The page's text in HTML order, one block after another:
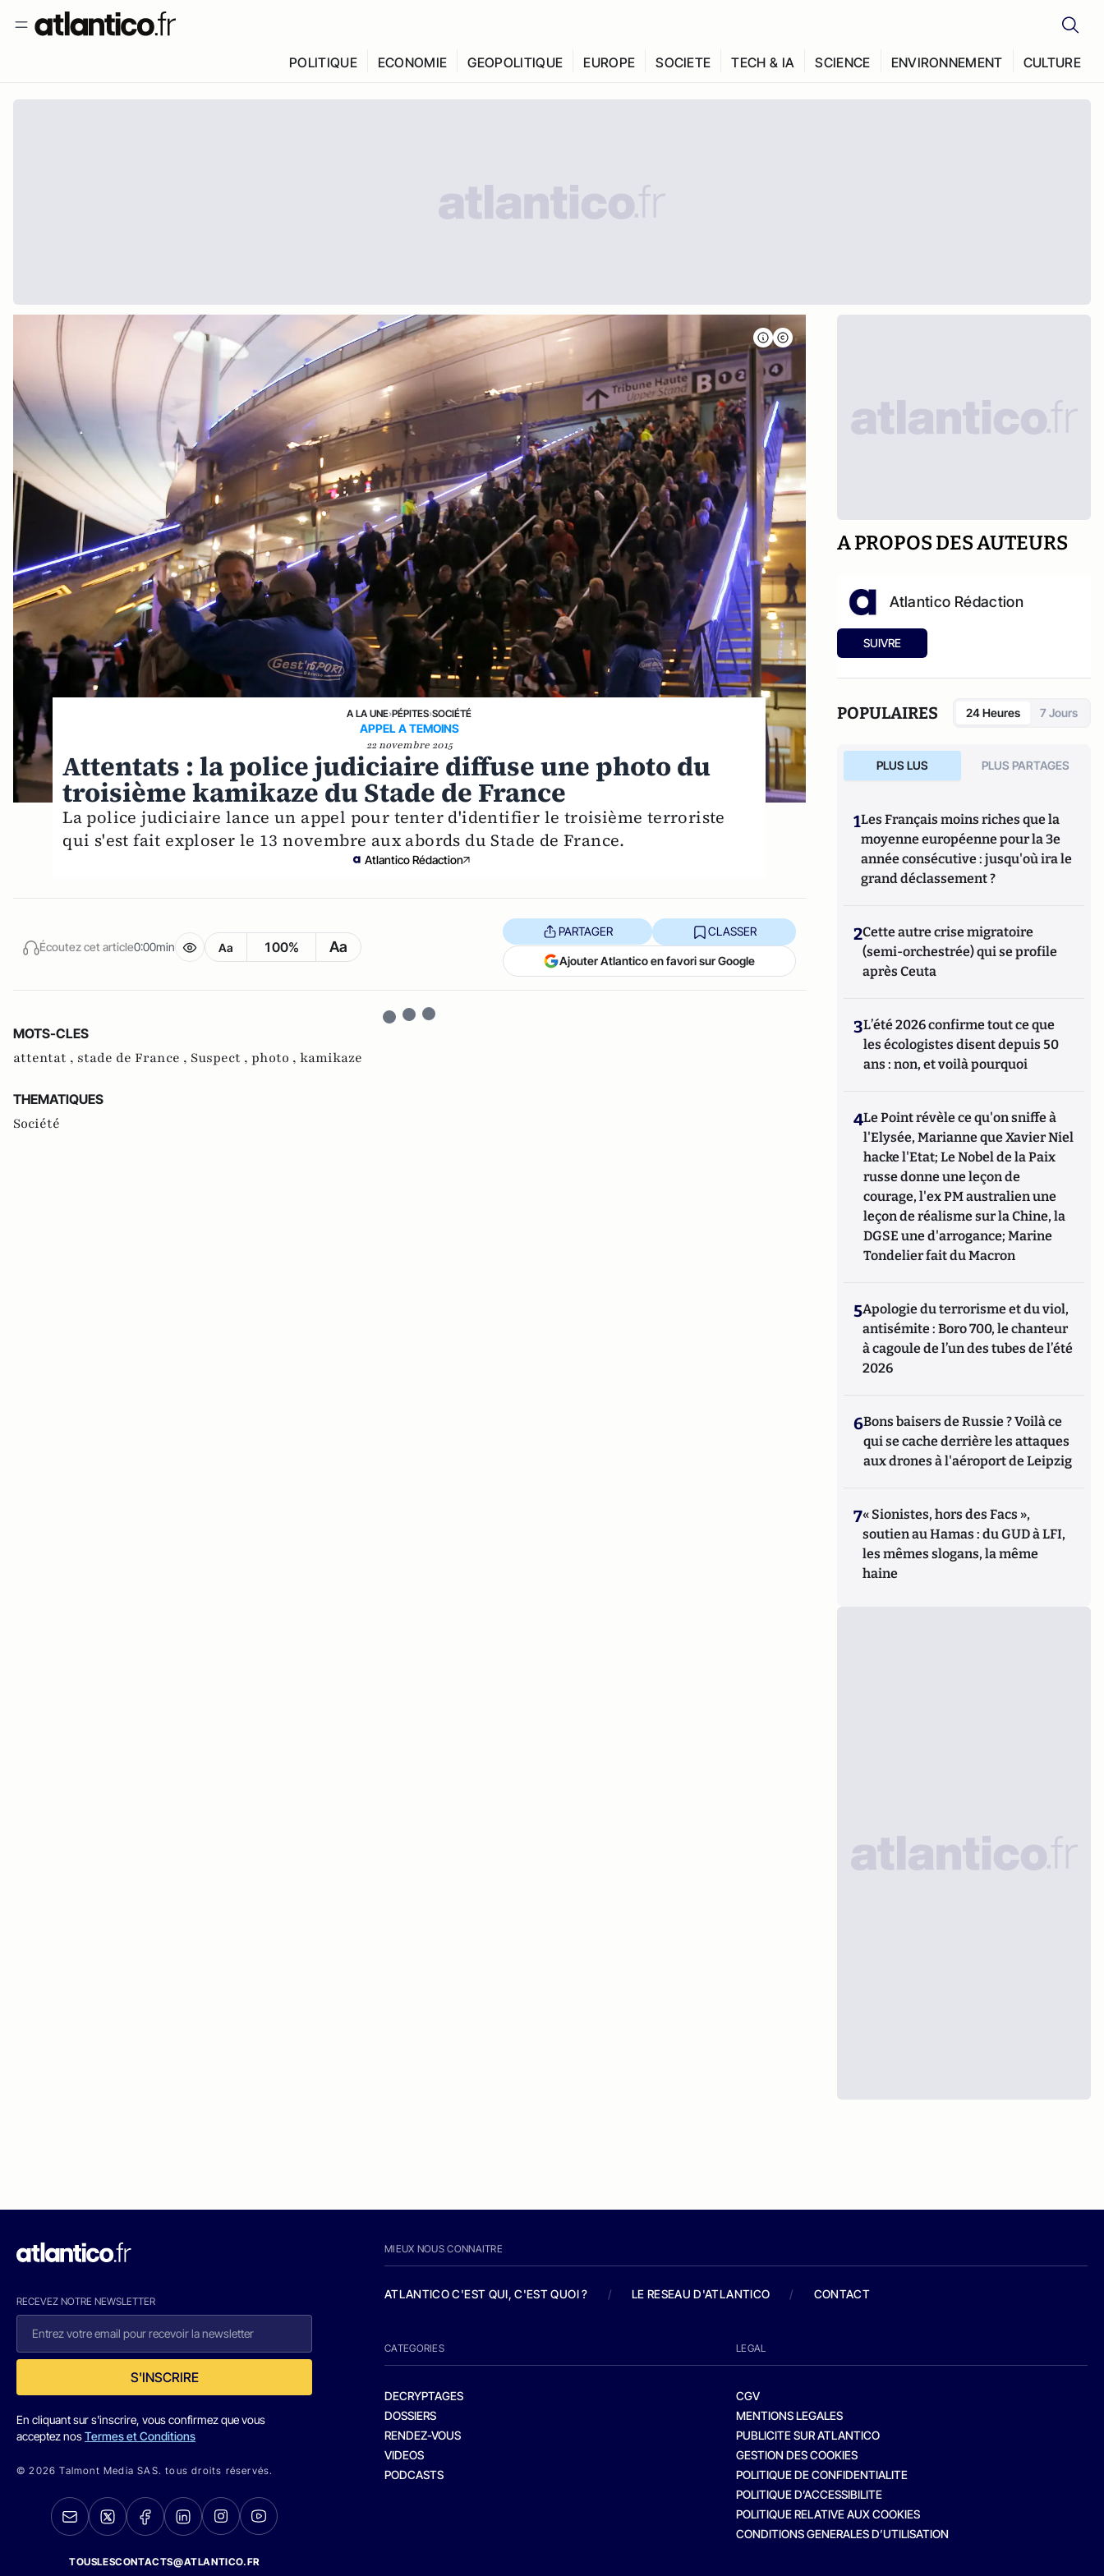
POLITIQUE ECONOMIE GEOPOLITIQUE EUROPE SOCIETE TECH & IA SCIENCE ENVIRONNEMENT CULTURE
A LA UNE›PÉPITES›SOCIÉTÉ
APPEL A TEMOINS
22 novembre 2015
Attentats : la police judiciaire diffuse une photo du
troisième kamikaze du Stade de France
La police judiciaire lance un appel pour tenter d'identifier le troisième terroriste
qui s'est fait exploser le 13 novembre aux abords du Stade de France.
Atlantico Rédaction
Écoutez cet article0:00min Aa 100% Aa
PARTAGER CLASSER
Ajouter Atlantico en favori sur Google
MOTS-CLES
attentat , stade de France , Suspect , photo , kamikaze
THEMATIQUES
Société
A PROPOS DES AUTEURS
Atlantico Rédaction
SUIVRE
POPULAIRES 24 Heures 7 Jours
PLUS LUS PLUS PARTAGES
1Les Français moins riches que la
moyenne européenne pour la 3e
année consécutive : jusqu'où ira le
grand déclassement ?
2Cette autre crise migratoire
(semi-orchestrée) qui se profile
après Ceuta
3L’été 2026 confirme tout ce que
les écologistes disent depuis 50
ans : non, et voilà pourquoi
4Le Point révèle ce qu'on sniffe à
l'Elysée, Marianne que Xavier Niel
hacke l'Etat; Le Nobel de la Paix
russe donne une leçon de
courage, l'ex PM australien une
leçon de réalisme sur la Chine, la
DGSE une d'arrogance; Marine
Tondelier fait du Macron
5Apologie du terrorisme et du viol,
antisémite : Boro 700, le chanteur
à cagoule de l’un des tubes de l’été
2026
6Bons baisers de Russie ? Voilà ce
qui se cache derrière les attaques
aux drones à l'aéroport de Leipzig
7« Sionistes, hors des Facs »,
soutien au Hamas : du GUD à LFI,
les mêmes slogans, la même
haine
RECEVEZ NOTRE NEWSLETTER
S'INSCRIRE
En cliquant sur s'inscrire, vous confirmez que vous
acceptez nosTermes et Conditions
© 2026 Talmont Media SAS. tous droits réservés.
TOUSLESCONTACTS@ATLANTICO.FR
MIEUX NOUS CONNAITRE
ATLANTICO C'EST QUI, C'EST QUOI ? / LE RESEAU D'ATLANTICO / CONTACT
CATEGORIES
DECRYPTAGES
DOSSIERS
RENDEZ-VOUS
VIDEOS
PODCASTS
LEGAL
CGV
MENTIONS LEGALES
PUBLICITE SUR ATLANTICO
GESTION DES COOKIES
POLITIQUE DE CONFIDENTIALITE
POLITIQUE D’ACCESSIBILITE
POLITIQUE RELATIVE AUX COOKIES
CONDITIONS GENERALES D’UTILISATION